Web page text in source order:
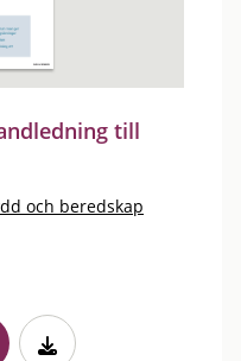
till
och beredskap